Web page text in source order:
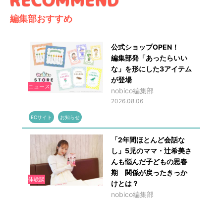
編集部おすすめ
ニュース
公式ショップOPEN！
編集部発「あったらいい
な」を形にした3アイテム
が登場
nobico編集部
2026.08.06
ECサイト お知らせ
体験談
「2年間ほとんど会話な
し」5児のママ・辻希美さ
んも悩んだ子どもの思春
期 関係が戻ったきっか
けとは？
nobico編集部